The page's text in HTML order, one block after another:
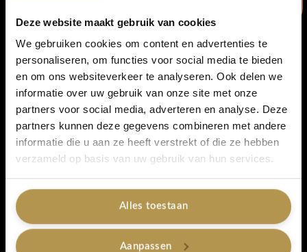
Deze website maakt gebruik van cookies
We gebruiken cookies om content en advertenties te
personaliseren, om functies voor social media te bieden
en om ons websiteverkeer te analyseren. Ook delen we
informatie over uw gebruik van onze site met onze
partners voor social media, adverteren en analyse. Deze
partners kunnen deze gegevens combineren met andere
informatie die u aan ze heeft verstrekt of die ze hebben
verzameld op basis van uw gebruik van hun services.
Alles toestaan
Aanpassen
hand gemaakt. Zo zorgen we er samen voor dat een eerlijke
wereld creëren. Door een product te kopen, draag jij ook jouw
steentje bij.
Artikelnummer: Roze
Categorieën:
Keuken ,Lovely Care,Lovely Label with Love - merk
Tags: duurzaam ,handgemaakt,showerpuff,cadeautje
Gerelateerde producten
5% korting...
Ja, graag!
Nee, bedankt